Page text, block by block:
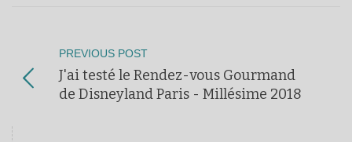
PREVIOUS POST
J'ai testé le Rendez-vous Gourmand
de Disneyland Paris - Millésime 2018